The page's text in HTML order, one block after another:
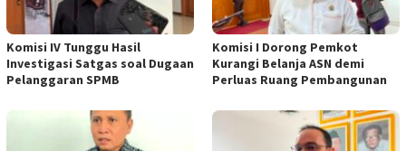
Komisi IV Tunggu Hasil
Investigasi Satgas soal Dugaan
Pelanggaran SPMB
Komisi I Dorong Pemkot
Kurangi Belanja ASN demi
Perluas Ruang Pembangunan